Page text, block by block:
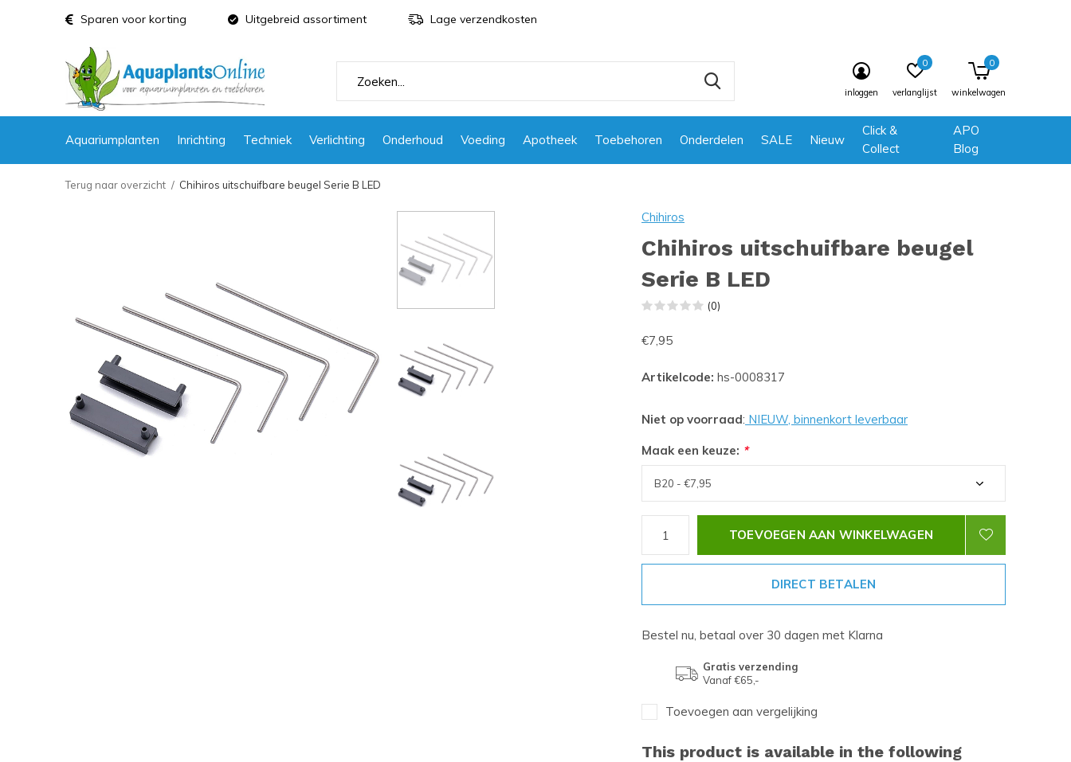
Aquariumplanten Inrichting Techniek Verlichting Onderhoud Voeding Apotheek Toebehoren Onderdelen SALE Nieuw
Click &
Collect
APO
Blog
inloggen verlanglijst
0
winkelwagen
0
Sparen voor korting Uitgebreid assortiment Lage verzendkosten
Terug naar overzicht Chihiros uitschuifbare beugel Serie B LED
Chihiros
Chihiros uitschuifbare beugel
Serie B LED
(0)
€7,95
Artikelcode: hs-0008317
Niet op voorraad: NIEUW, binnenkort leverbaar
Maak een keuze: *
TOEVOEGEN AAN WINKELWAGEN
DIRECT BETALEN
Bestel nu, betaal over 30 dagen met Klarna
Gratis verzending
Vanaf €65,-
Toevoegen aan vergelijking
This product is available in the following